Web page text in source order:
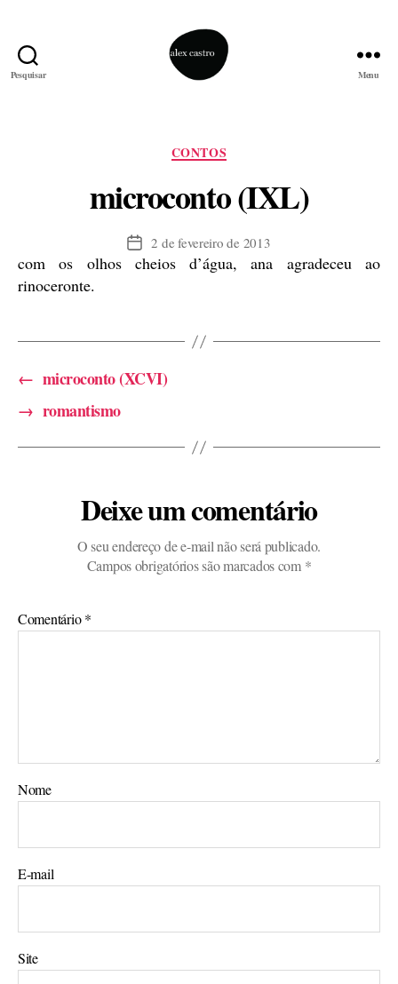
Pesquisar Menu
Categorias
CONTOS
microconto (IXL)
Data
de
2 de fevereiro de 2013
com os olhos cheios d’água, ana agradeceu ao
rinoceronte.
← microconto (XCVI)
→ romantismo
Deixe um comentário
O seu endereço de e-mail não será publicado.
Campos obrigatórios são marcados com *
Comentário*
Nome
E-mail
Site